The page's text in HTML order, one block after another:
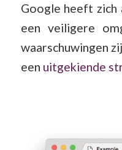
Google heeft
een veiligere
waarschuwingen
een uitgekiende